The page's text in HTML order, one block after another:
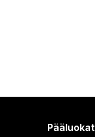
Pääluokat